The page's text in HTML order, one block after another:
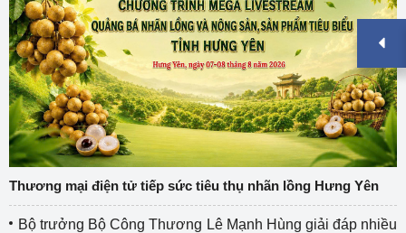
Thương mại điện tử tiếp sức tiêu thụ nhãn lồng Hưng Yên
Bộ trưởng Bộ Công Thương Lê Mạnh Hùng giải đáp nhiều